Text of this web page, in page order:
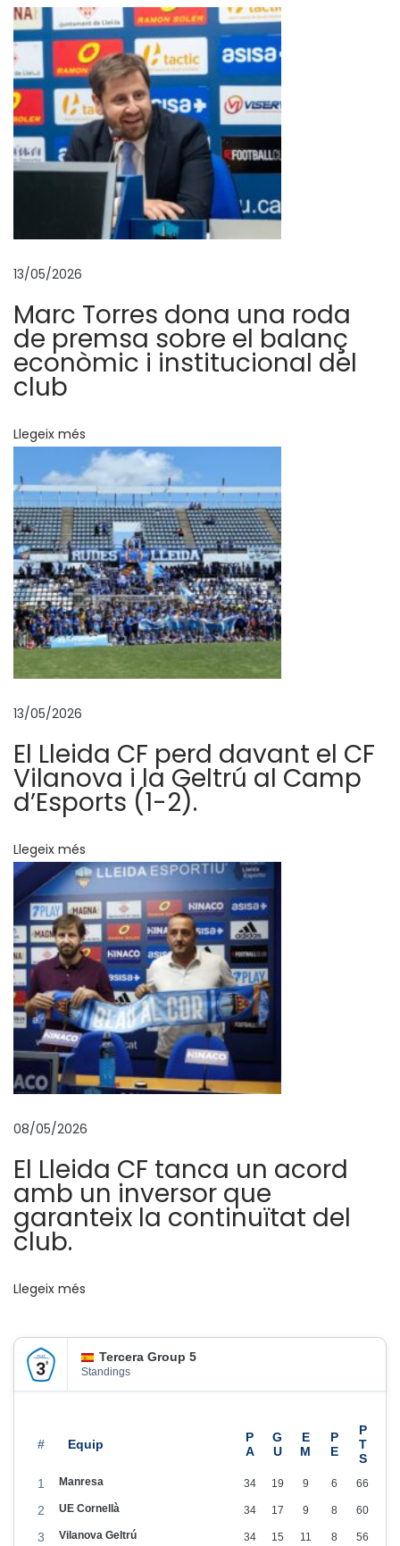
f
i
q
u
e
m
l
a
c
o
n
s
m
e
l
S
R
C
L
l
e
d
a
P
e
u
n
a
d
a
l
a
E
R
E
L
L
!
!
13/05/2026
Marc Torres dona una roda
de premsa sobre el balanç
econòmic i institucional del
club
Llegeix més
13/05/2026
El Lleida CF perd davant el CF
Vilanova i la Geltrú al Camp
d’Esports (1-2).
Llegeix més
08/05/2026
El Lleida CF tanca un acord
amb un inversor que
garanteix la continuïtat del
club.
Llegeix més
Tercera Group 5
Standings
#
1 Manresa 34 19 9 6 66
2 UE Cornellà 34 17 9 8 60
3 Vilanova Geltrú 34 15 11 8 56